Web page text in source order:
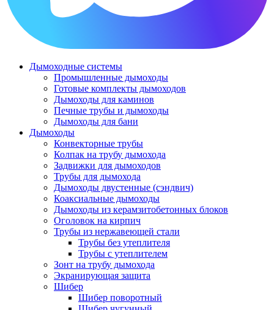
Дымоходные системы
Промышленные дымоходы
Готовые комплекты дымоходов
Дымоходы для каминов
Печные трубы и дымоходы
Дымоходы для бани
Дымоходы
Конвекторные трубы
Колпак на трубу дымохода
Задвижки для дымоходов
Трубы для дымохода
Дымоходы двустенные (сэндвич)
Коаксиальные дымоходы
Дымоходы из керамзитобетонных блоков
Оголовок на кирпич
Трубы из нержавеющей стали
Трубы без утеплителя
Трубы с утеплителем
Зонт на трубу дымохода
Экранирующая защита
Шибер
Шибер поворотный